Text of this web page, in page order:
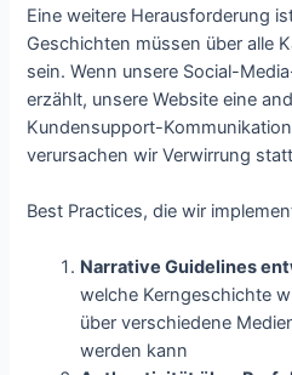
Eine weitere Herausforderung
Geschichten müssen über alle
sein. Wenn unsere Social-
erzählt, unsere Website eine
Kundensupport-
verursachen wir Verwirrung
Best Practices, die wir
Narrative Guidelines
welche Kerngeschichte
über verschiedene
werden kann